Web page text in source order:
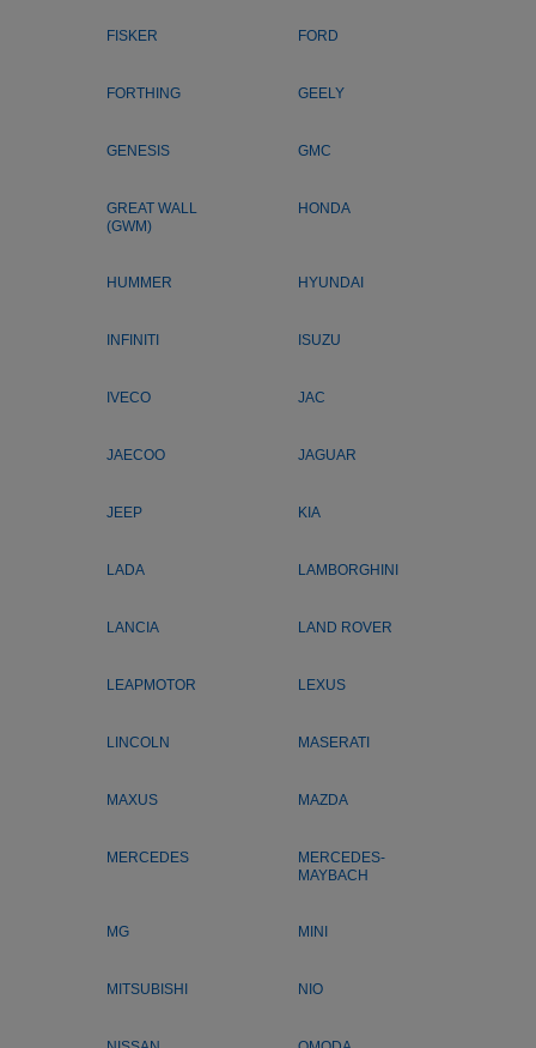
FISKER FORD
FORTHING GEELY
GENESIS GMC
GREAT WALL
(GWM)
HONDA
HUMMER HYUNDAI
INFINITI ISUZU
IVECO JAC
JAECOO JAGUAR
JEEP KIA
LADA LAMBORGHINI
LANCIA LAND ROVER
LEAPMOTOR LEXUS
LINCOLN MASERATI
MAXUS MAZDA
MERCEDES
MERCEDES-
MAYBACH
MG MINI
MITSUBISHI NIO